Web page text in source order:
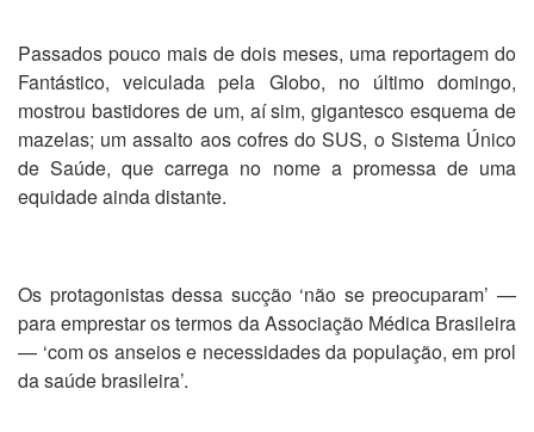
Passados pouco mais de dois meses, uma reportagem do
Fantástico, veiculada pela Globo, no último domingo,
mostrou bastidores de um, aí sim, gigantesco esquema de
mazelas; um assalto aos cofres do SUS, o Sistema Único
de Saúde, que carrega no nome a promessa de uma
equidade ainda distante.
Os protagonistas dessa sucção ‘não se preocuparam’ —
para emprestar os termos da Associação Médica Brasileira
— ‘com os anseios e necessidades da população, em prol
da saúde brasileira’.